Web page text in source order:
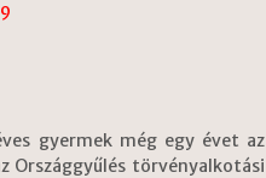
gyermek még egy évet az
Országgyűlés törvényalkotási